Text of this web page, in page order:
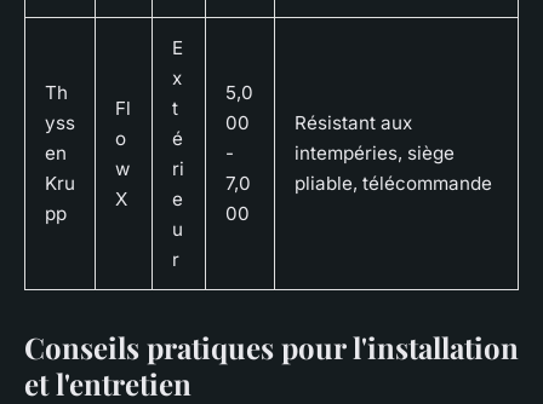
Th
yss
en
Kru
pp
Fl
o
w
X
E
x
t
é
ri
e
u
r
5,0
00
-
7,0
00
Résistant aux
intempéries, siège
pliable, télécommande
Conseils pratiques pour l'installation
et l'entretien